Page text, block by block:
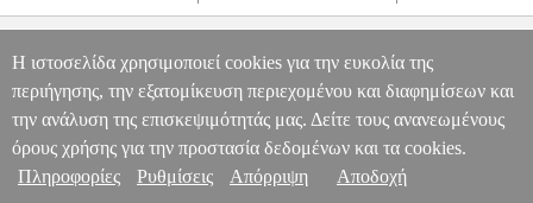
31.70
Πληροφορίες & Υπηρεσίες >
Η ιστοσελίδα χρησιμοποιεί cookies για την ευκολία της
περιήγησης, την εξατομίκευση περιεχομένου και διαφημίσεων και
την ανάλυση της επισκεψιμότητάς μας. Δείτε τους ανανεωμένους
όρους χρήσης για την προστασία δεδομένων και τα cookies.
Πληροφορίες
Ρυθμίσεις Απόρριψη Αποδοχή